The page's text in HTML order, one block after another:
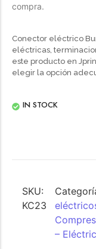
Video
compra.
Conector eléctrico
eléctricas,
este producto en
elegir la opción
IN STOCK
SKU:
KC23
–